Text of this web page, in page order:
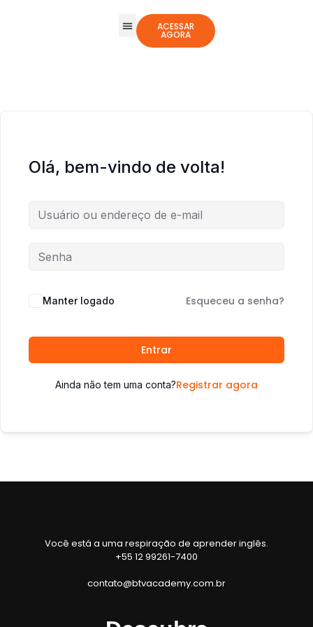
ACESSAR
AGORA
Olá, bem-vindo de volta!
Manter logado Esqueceu a senha?
Entrar
Ainda não tem uma conta?Registrar agora
Você está a uma respiração de aprender inglês.
+55 12 99261-7400
contato@btvacademy.com.br